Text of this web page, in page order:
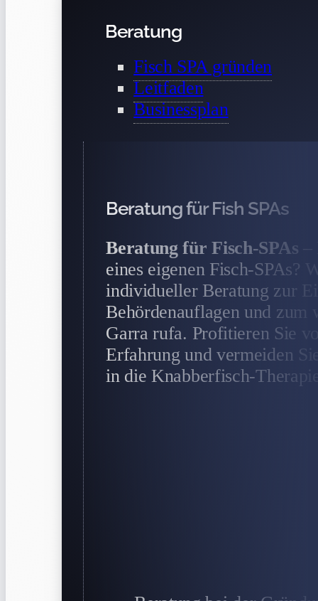
Beratung
Fisch SPA gründen
Leitfaden
Businessplan
Beratung für Fish SPAs
Beratung für Fisch-SPAs
eines eigenen Fisch-SPAs?
individueller Beratung zur
Behördenauflagen und
Garra rufa. Profitieren Sie
Erfahrung und vermeiden
in die Knabberfisch-